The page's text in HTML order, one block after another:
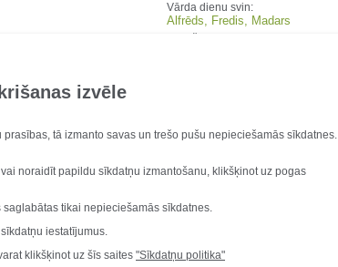
izvēle
tā izmanto savas un trešo pušu nepieciešamās sīkdatnes.
noraidīt papildu sīkdatņu izmantošanu, klikšķinot uz pogas
tikai nepieciešamās sīkdatnes.
iestatījumus.
klikšķinot uz šīs saites "Sīkdatņu politika"
Vārda dienu svin:
Alfrēds, Fredis, Madars